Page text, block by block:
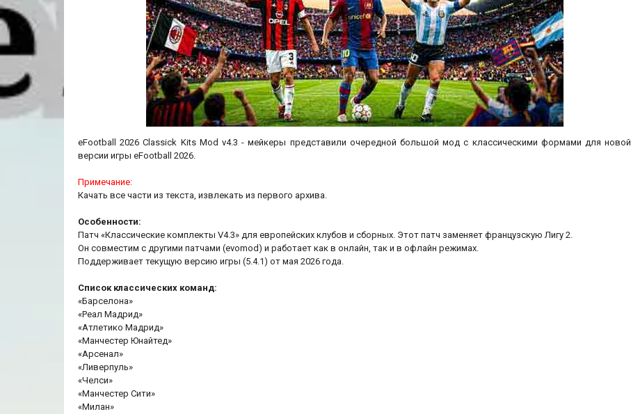
eFootball 2026 Classick Kits Mod v4.3 - мейкеры представили очередной большой мод с классическими формами для новой
версии игры eFootball 2026.
Примечание:
Качать все части из текста, извлекать из первого архива.
Особенности:
Патч «Классические комплекты V4.3» для европейских клубов и сборных. Этот патч заменяет французскую Лигу 2.
Он совместим с другими патчами (evomod) и работает как в онлайн, так и в офлайн режимах.
Поддерживает текущую версию игры (5.4.1) от мая 2026 года.
Список классических команд:
«Барселона»
«Реал Мадрид»
«Атлетико Мадрид»
«Манчестер Юнайтед»
«Арсенал»
«Ливерпуль»
«Челси»
«Манчестер Сити»
«Милан»